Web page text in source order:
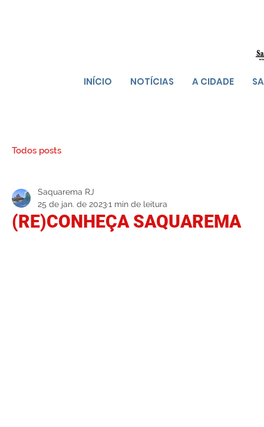
INÍCIO NOTÍCIAS A CIDADE
Todos posts
(RE)CONHEÇA SAQUAREMA
Saquarema RJ
25 de jan. de 20231 min de leitura